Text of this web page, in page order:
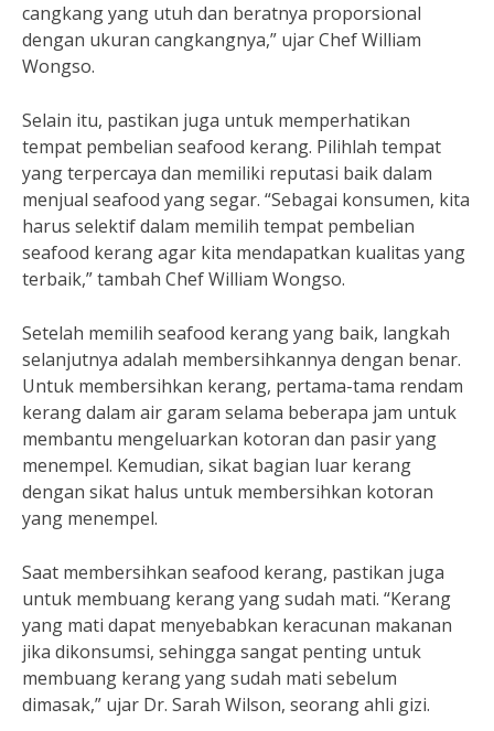
cangkang yang utuh dan beratnya proporsional
dengan ukuran cangkangnya,” ujar Chef William
Wongso.
Selain itu, pastikan juga untuk memperhatikan
tempat pembelian seafood kerang. Pilihlah tempat
yang terpercaya dan memiliki reputasi baik dalam
menjual seafood yang segar. “Sebagai konsumen, kita
harus selektif dalam memilih tempat pembelian
seafood kerang agar kita mendapatkan kualitas yang
terbaik,” tambah Chef William Wongso.
Setelah memilih seafood kerang yang baik, langkah
selanjutnya adalah membersihkannya dengan benar.
Untuk membersihkan kerang, pertama-tama rendam
kerang dalam air garam selama beberapa jam untuk
membantu mengeluarkan kotoran dan pasir yang
menempel. Kemudian, sikat bagian luar kerang
dengan sikat halus untuk membersihkan kotoran
yang menempel.
Saat membersihkan seafood kerang, pastikan juga
untuk membuang kerang yang sudah mati. “Kerang
yang mati dapat menyebabkan keracunan makanan
jika dikonsumsi, sehingga sangat penting untuk
membuang kerang yang sudah mati sebelum
dimasak,” ujar Dr. Sarah Wilson, seorang ahli gizi.